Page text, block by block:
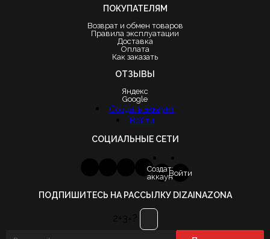
ПОКУПАТЕЛЯМ
Возврат и обмен товаров
Правила эксплуатации
Доставка
Оплата
Как заказать
ОТЗЫВЫ
Яндекс
Google
Создать аккаунт
Войти
СОЦИАЛЬНЫЕ СЕТИ
Создать
аккаунтВойти
ПОДПИШИТЕСЬ НА РАССЫЛКУ DIZAINAZONA
2+3=?